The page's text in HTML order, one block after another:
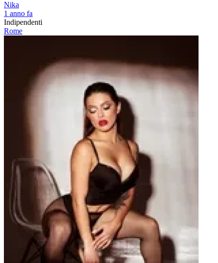
Nika
1 anno fa
Indipendenti
Rome